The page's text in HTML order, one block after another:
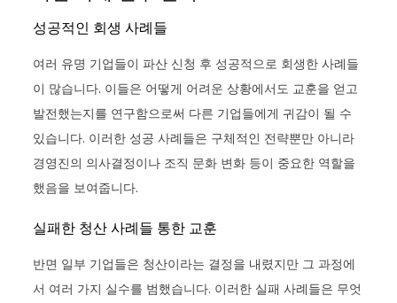
성공적인 회생 사례들
여러 유명 기업들이 파산 신청 후 성공적으로 회생한 사례들
이 많습니다. 이들은 어떻게 어려운 상황에서도 교훈을 얻고
발전했는지를 연구함으로써 다른 기업들에게 귀감이 될 수
있습니다. 이러한 성공 사례들은 구체적인 전략뿐만 아니라
경영진의 의사결정이나 조직 문화 변화 등이 중요한 역할을
했음을 보여줍니다.
실패한 청산 사례들 통한 교훈
반면 일부 기업들은 청산이라는 결정을 내렸지만 그 과정에
서 여러 가지 실수를 범했습니다. 이러한 실패 사례들은 무엇